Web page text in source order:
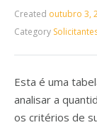
Created outubro 3,
Category
Esta é uma
analisar a
os critérios de